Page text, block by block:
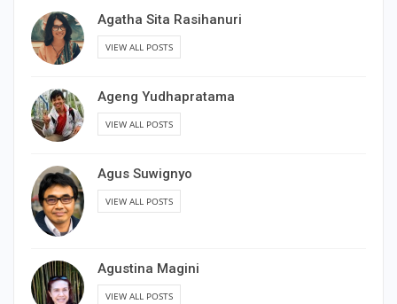
Agatha Sita Rasihanuri
VIEW ALL POSTS
Ageng Yudhapratama
VIEW ALL POSTS
Agus Suwignyo
VIEW ALL POSTS
Agustina Magini
VIEW ALL POSTS